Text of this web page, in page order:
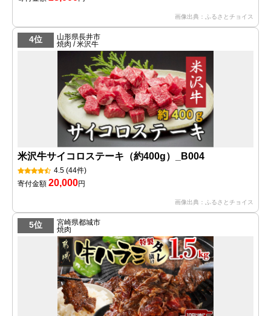
画像出典：ふるさとチョイス
4位
山形県長井市
焼肉 / 米沢牛
米沢牛サイコロステーキ（約400g）_B004
4.5 (44件)
寄付金額 20,000円
画像出典：ふるさとチョイス
5位
宮崎県都城市
焼肉